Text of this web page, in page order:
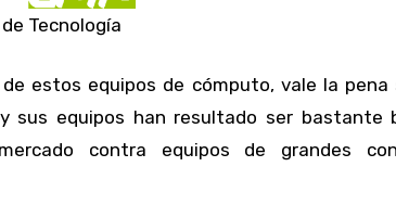
Tecnología
estos equipos de cómputo, vale la pena
sus equipos han resultado ser bastante
contra equipos de grandes